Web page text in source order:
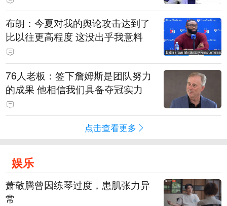
布朗：今夏对我的舆论攻击达到了
比以往更高程度 这没出乎我意料
76人老板：签下詹姆斯是团队努力
的成果 他相信我们具备夺冠实力
点击查看更多
娱乐
萧敬腾曾因练琴过度，患肌张力异
常